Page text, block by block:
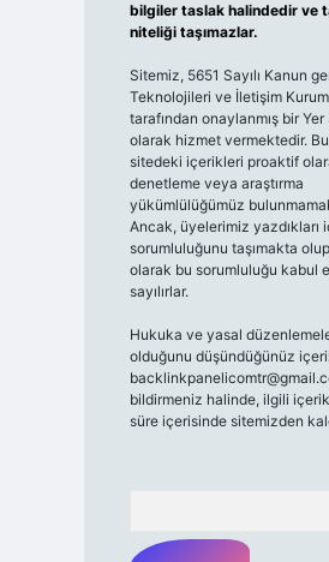
bilgiler taslak halindedir ve
niteliği taşımazlar.
Sitemiz, 5651 Sayılı Kanun
Teknolojileri ve İletişim
tarafından onaylanmış bir Yer
olarak hizmet vermektedir.
sitedeki içerikleri proaktif
denetleme veya araştırma
yükümlülüğümüz
Ancak, üyelerimiz yazdıkları
sorumluluğunu taşımakta
olarak bu sorumluluğu kabul
sayılırlar.
Hukuka ve yasal
olduğunu düşündüğünüz
bildirmeniz halinde, ilgili
süre içerisinde sitemizden